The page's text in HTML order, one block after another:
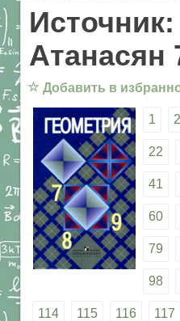
Атанасян
☆ Добавить в
1 2
22
41
60
79
98
114 115 116 117